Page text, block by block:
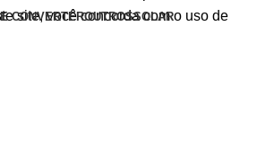
CONVERTEROUTROSSOLAR
site, você concorda com o uso de